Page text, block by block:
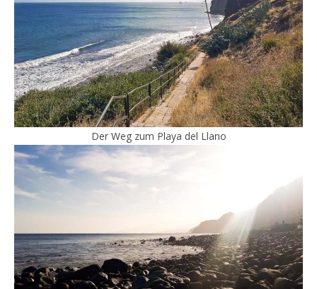
Der Weg zum Playa del Llano